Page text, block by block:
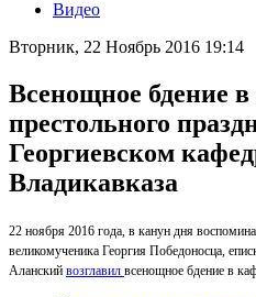
Видео
Вторник, 22 Ноябрь 2016 19:14
Всенощное бдение
престольного
Георгиевском
Владикавказа
22 ноября 2016 года, в канун дня
великомученика Георгия Победоносца,
Аланский возглавил всенощное бдение в